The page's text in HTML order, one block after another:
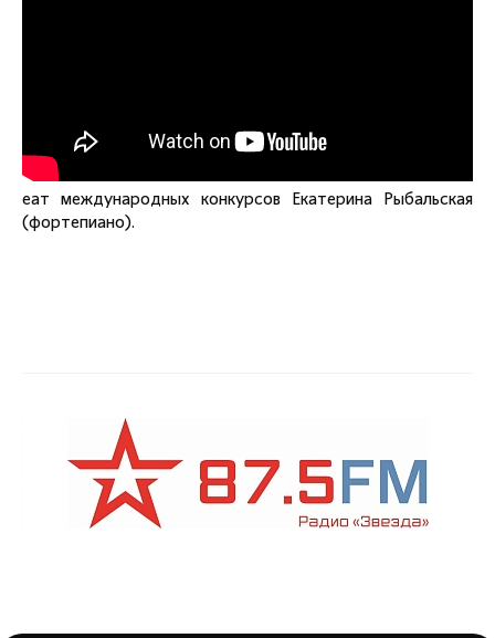
еат международных конкурсов Екатерина Рыбальская
(фортепиано).